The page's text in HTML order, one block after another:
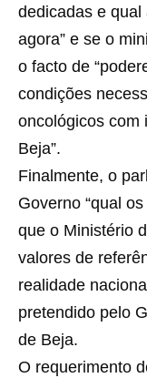
dedicadas e
agora” e se o
o facto de
condições
oncológicos com
Beja”.
Finalmente, o
Governo “qual
que o Ministério
valores de
realidade
pretendido pelo
de Beja.
O requerimento